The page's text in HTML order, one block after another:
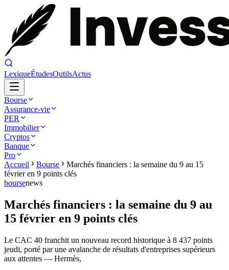
LexiqueÉtudesOutilsActus
Bourse
Assurance-vie
PER
Immobilier
Cryptos
Banque
Pro
Accueil
Bourse
Marchés financiers : la semaine du 9 au 15
février en 9 points clés
boursenews
Marchés financiers : la semaine du 9 au
15 février en 9 points clés
Le CAC 40 franchit un nouveau record historique à 8 437 points
jeudi, porté par une avalanche de résultats d'entreprises supérieurs
aux attentes — Hermès,